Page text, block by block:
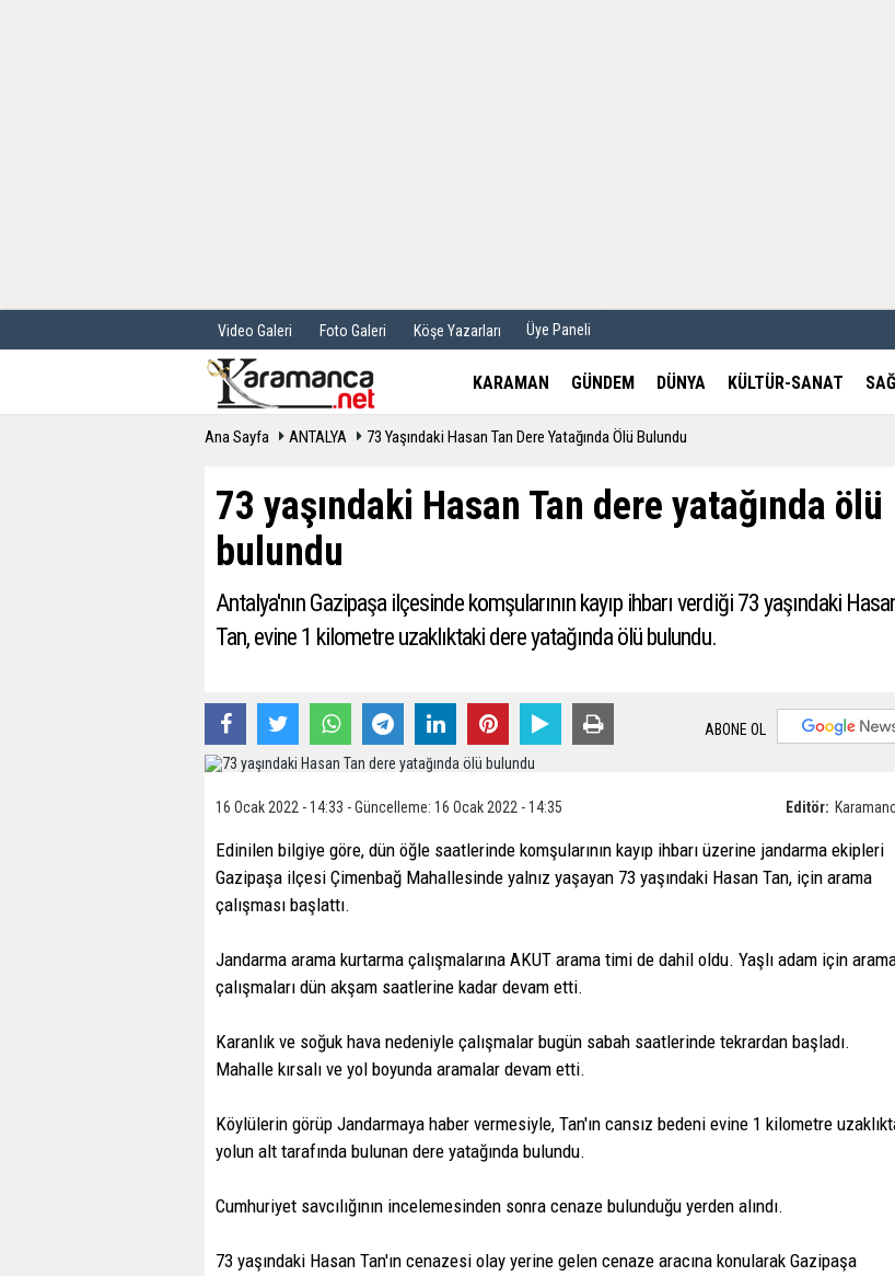
Video Galeri Foto Galeri Köşe Yazarları Üye Paneli
KARAMAN GÜNDEM DÜNYA KÜLTÜR-SANAT
Ana Sayfa ANTALYA 73 Yaşındaki Hasan Tan Dere Yatağında Ölü Bulundu
73 yaşındaki Hasan Tan dere yatağında ölü
bulundu
Antalya'nın Gazipaşa ilçesinde komşularının kayıp ihbarı verdiği 73 yaşındaki
Tan, evine 1 kilometre uzaklıktaki dere yatağında ölü bulundu.
ABONE OL
Editör:
16 Ocak 2022 - 14:33 - Güncelleme: 16 Ocak 2022 - 14:35
Edinilen bilgiye göre, dün öğle saatlerinde komşularının kayıp ihbarı üzerine jandarma ekipleri
Gazipaşa ilçesi Çimenbağ Mahallesinde yalnız yaşayan 73 yaşındaki Hasan Tan, için arama
çalışması başlattı.
Jandarma arama kurtarma çalışmalarına AKUT arama timi de dahil oldu. Yaşlı adam için
çalışmaları dün akşam saatlerine kadar devam etti.
Karanlık ve soğuk hava nedeniyle çalışmalar bugün sabah saatlerinde tekrardan başladı.
Mahalle kırsalı ve yol boyunda aramalar devam etti.
Köylülerin görüp Jandarmaya haber vermesiyle, Tan'ın cansız bedeni evine 1 kilometre
yolun alt tarafında bulunan dere yatağında bulundu.
Cumhuriyet savcılığının incelemesinden sonra cenaze bulunduğu yerden alındı.
73 yaşındaki Hasan Tan'ın cenazesi olay yerine gelen cenaze aracına konularak Gazipaşa